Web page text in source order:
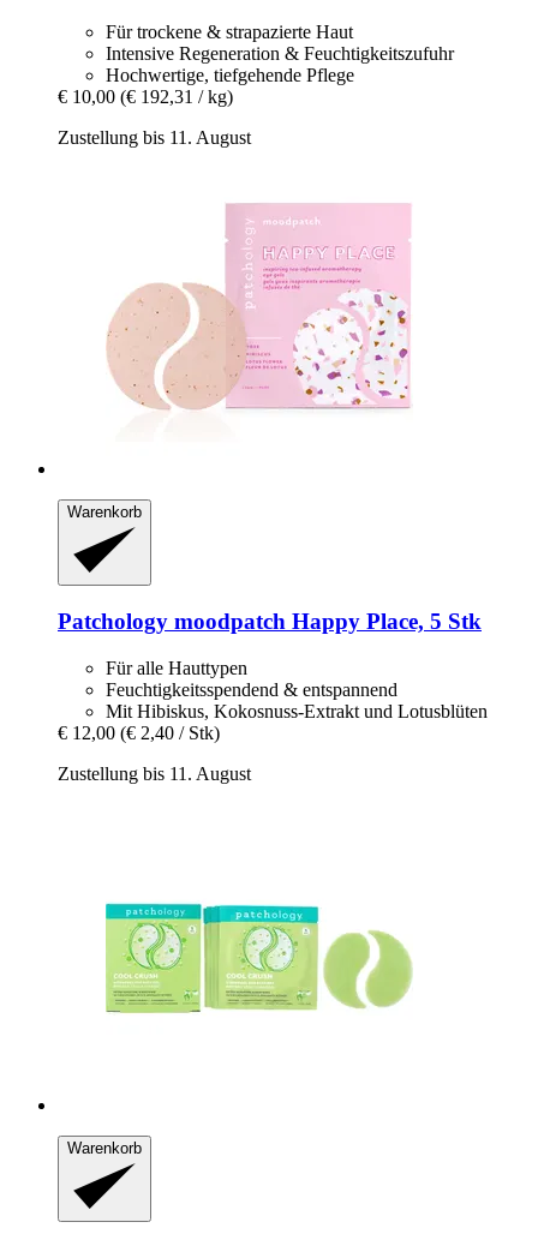
Für trockene & strapazierte Haut
Intensive Regeneration & Feuchtigkeitszufuhr
Hochwertige, tiefgehende Pflege
€ 10,00 (€ 192,31 / kg)
Zustellung bis 11. August
Warenkorb
Patchology moodpatch Happy Place, 5 Stk
Für alle Hauttypen
Feuchtigkeitsspendend & entspannend
Mit Hibiskus, Kokosnuss-Extrakt und Lotusblüten
€ 12,00 (€ 2,40 / Stk)
Zustellung bis 11. August
Warenkorb